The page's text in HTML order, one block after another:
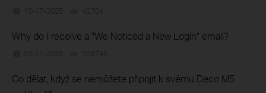
10-17-2025 42704
Why do I receive a "We Noticed a New Login" email?
03-11-2025 128746
Co dělat, když se nemůžete připojit k svému Deco M5